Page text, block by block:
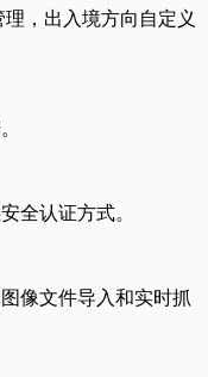
，出入境方向自定义
全认证方式。
像文件导入和实时抓